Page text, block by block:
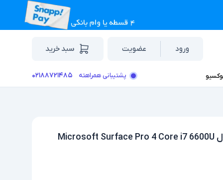
ورود عضویت سبد خرید
پشتیبانی همراهته ۰۲۱۸۸۷۲۱۴۸۵
لپ تاپ استوک تبلت شو 12.3 اینچی مایکروسافت مدل Microsoft Surface Pro 4 Core i7 6600U